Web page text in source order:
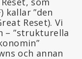
kallar ”den
Reset). Vi
– ”strukturella
och annan